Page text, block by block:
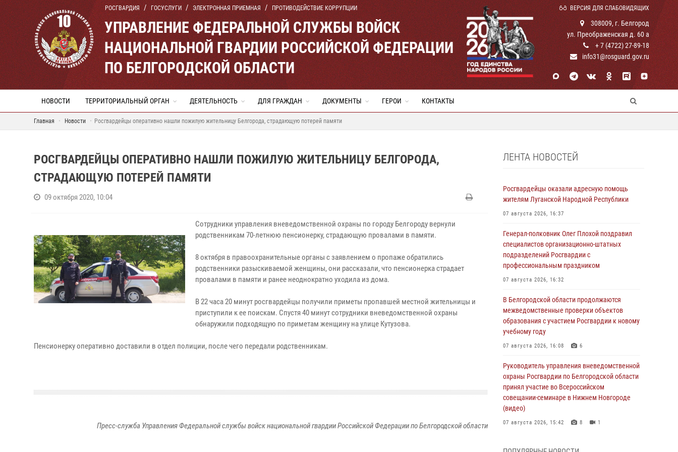
РОСГВАРДИЯ ГОСУСЛУГИ ЭЛЕКТРОННАЯ ПРИЕМНАЯ ПРОТИВОДЕЙСТВИЕ КОРРУПЦИИ ВЕРСИЯ ДЛЯ СЛАБОВИДЯЩИХ
УПРАВЛЕНИЕ ФЕДЕРАЛЬНОЙ СЛУЖБЫ ВОЙСК
НАЦИОНАЛЬНОЙ ГВАРДИИ РОССИЙСКОЙ ФЕДЕРАЦИИ
ПО БЕЛГОРОДСКОЙ ОБЛАСТИ
308009, г. Белгород
ул. Преображенская д. 60 а
+ 7 (4722) 27-89-18
info31@rosguard.gov.ru
НОВОСТИ ТЕРРИТОРИАЛЬНЫЙ ОРГАН ДЕЯТЕЛЬНОСТЬ ДЛЯ ГРАЖДАН ДОКУМЕНТЫ ГЕРОИ КОНТАКТЫ
Главная Новости Росгвардейцы оперативно нашли пожилую жительницу Белгорода, страдающую потерей памяти
РОСГВАРДЕЙЦЫ ОПЕРАТИВНО НАШЛИ ПОЖИЛУЮ ЖИТЕЛЬНИЦУ БЕЛГОРОДА,
СТРАДАЮЩУЮ ПОТЕРЕЙ ПАМЯТИ
09 октября 2020, 10:04
Сотрудники управления вневедомственной охраны по городу Белгороду вернули
родственникам 70-летнюю пенсионерку, страдающую провалами в памяти.
8 октября в правоохранительные органы с заявлением о пропаже обратились
родственники разыскиваемой женщины, они рассказали, что пенсионерка страдает
провалами в памяти и ранее неоднократно уходила из дома.
В 22 часа 20 минут росгвардейцы получили приметы пропавшей местной жительницы и
приступили к ее поискам. Спустя 40 минут сотрудники вневедомственной охраны
обнаружили подходящую по приметам женщину на улице Кутузова.
Пенсионерку оперативно доставили в отдел полиции, после чего передали родственникам.
Пресс-служба Управления Федеральной службы войск национальной гвардии Российской Федерации по Белгородской области
ЛЕНТА НОВОСТЕЙ
Росгвардейцы оказали адресную помощь
жителям Луганской Народной Республики
07 августа 2026, 16:37
Генерал-полковник Олег Плохой поздравил
специалистов организационно-штатных
подразделений Росгвардии с
профессиональным праздником
07 августа 2026, 16:32
В Белгородской области продолжаются
межведомственные проверки объектов
образования с участием Росгвардии к новому
учебному году
07 августа 2026, 16:08 6
Руководитель управления вневедомственной
охраны Росгвардии по Белгородской области
принял участие во Всероссийском
совещании-семинаре в Нижнем Новгороде
(видео)
07 августа 2026, 15:42 8 1